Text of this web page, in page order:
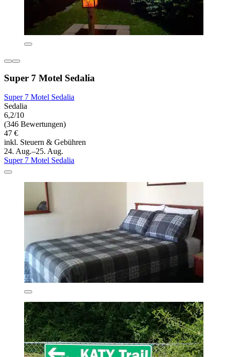
Super 7 Motel Sedalia
Super 7 Motel Sedalia
Sedalia
6,2/10
(346 Bewertungen)
47 €
inkl. Steuern & Gebühren
24. Aug.–25. Aug.
Super 7 Motel Sedalia